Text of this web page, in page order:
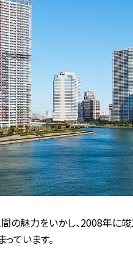
の魅力をいかし、2008年に
ています。